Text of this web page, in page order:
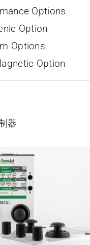
Options
Option
Options
Option
器